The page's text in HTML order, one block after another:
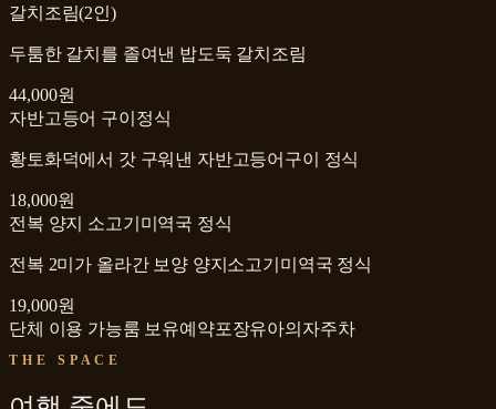
갈치조림(2인)
두툼한 갈치를 졸여낸 밥도둑 갈치조림
44,000원
자반고등어 구이정식
황토화덕에서 갓 구워낸 자반고등어구이 정식
18,000원
전복 양지 소고기미역국 정식
전복 2미가 올라간 보양 양지소고기미역국 정식
19,000원
단체 이용 가능룸 보유예약포장유아의자주차
THE SPACE